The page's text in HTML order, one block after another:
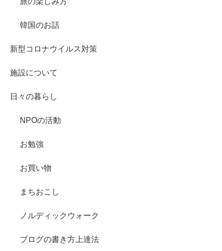
韓国のお話
新型コロナウイルス対策
施設について
日々の暮らし
NPOの活動
お勉強
お買い物
まちおこし
ノルディックウォーク
ブログの書き方上達法